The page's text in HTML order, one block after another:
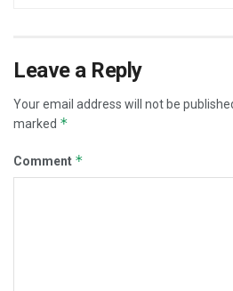
Leave a Reply
Your email address will not be
marked *
Comment *